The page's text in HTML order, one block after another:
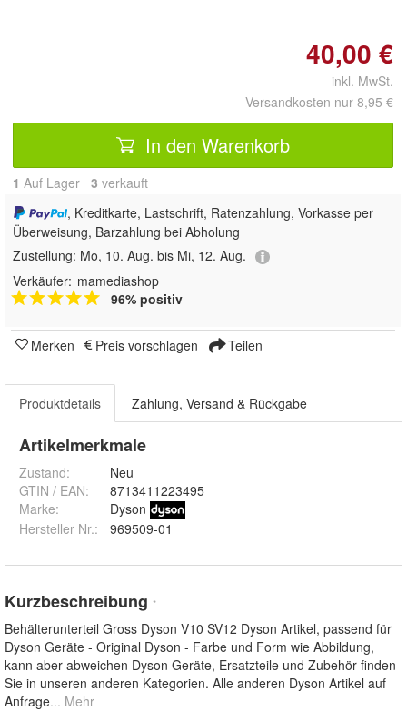
40,00 €
inkl. MwSt.
Versandkosten nur 8,95 €
In den Warenkorb
1 Auf Lager 3 verkauft
, Kreditkarte, Lastschrift, Ratenzahlung, Vorkasse per
Überweisung, Barzahlung bei Abholung
Zustellung: Mo, 10. Aug. bis Mi, 12. Aug.
Verkäufer: mamediashop
96% positiv
Merken Preis vorschlagen Teilen
Produktdetails Zahlung, Versand & Rückgabe
Artikelmerkmale
Zustand:
Neu
GTIN / EAN:
8713411223495
Marke:
Dyson
Hersteller Nr.:
969509-01
Kurzbeschreibung *
Behälterunterteil Gross Dyson V10 SV12 Dyson Artikel, passend für
Dyson Geräte - Original Dyson - Farbe und Form wie Abbildung,
kann aber abweichen Dyson Geräte, Ersatzteile und Zubehör finden
Sie in unseren anderen Kategorien. Alle anderen Dyson Artikel auf
Anfrage... Mehr